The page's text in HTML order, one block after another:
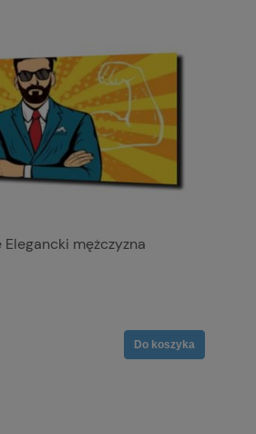
Elegancki mężczyzna
Do koszyka